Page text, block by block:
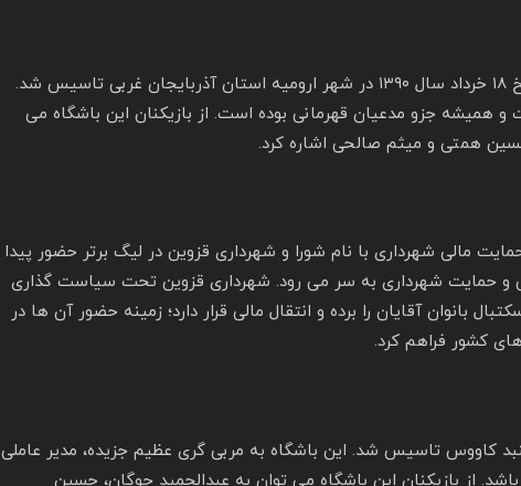
باشگاه فرهنگی ورزشی شهرداری ارومیه در تاریخ ۱۸ خرداد سال ۱۳۹۰ در شهر ارومیه استان آذربایجان غربی تاسیس شد.
و همیشه جزو مدعیان قهرمانی بوده است. از بازیکنان این باشگاه می
همتی و میثم صالحی اشاره کرد.
مالی شهرداری با نام شورا و شهرداری قزوین در لیگ برتر حضور پیدا
و حمایت شهرداری به سر می رود. شهرداری قزوین تحت سیاست گذاری
بانوان آقایان را برده و انتقال مالی قرار دارد؛ زمینه حضور آن ها در
کشور فراهم کرد.
شهرداری گنبد در سال ۱۳۹۰ در گنبد کاووس تاسیس شد. این باشگاه به مربی گری عظیم جزیده، مدیر عاملی
از بازیکنان این باشگاه می توان به عبدالحمید چوگان، حسین